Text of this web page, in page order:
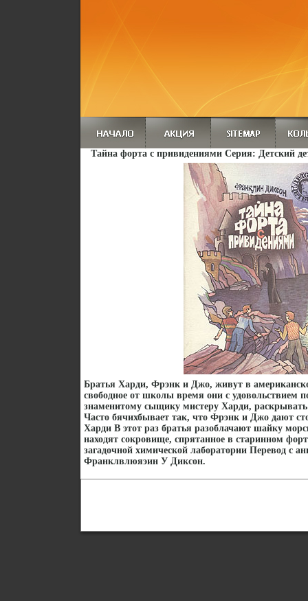
Тайна форта с привидениями Серия: Детский
Братья Харди, Фрэнк и Джо, живут в
свободное от школы время они с удовольствием
знаменитому сыщику мистеру Харди, раскрывать
Часто бячихбывает так, что Фрэнк и Джо дают
Харди В этот раз братья разоблачают шайку
находят сокровище, спрятанное в старинном
загадочной химической лаборатории Перевод с
Франклвлюяэин У Диксон.